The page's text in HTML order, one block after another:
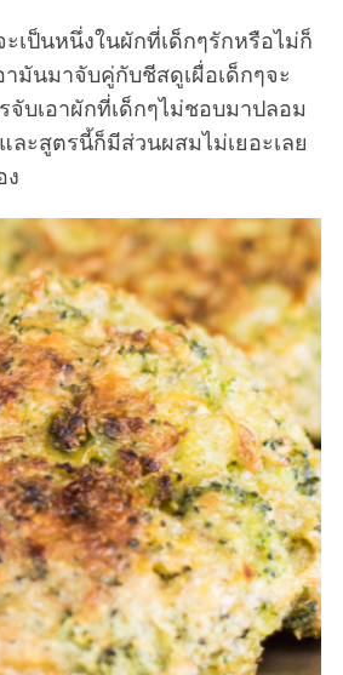
เป็นหนึ่งในผักที่เด็กๆรักหรือไม่ก็
ามันมาจับคู่กับชีสดูเผื่อเด็กๆจะ
จับเอาผักที่เด็กๆไม่ชอบมาปลอม
ละสูตรนี้ก็มีส่วนผสมไม่เยอะเลย
ง